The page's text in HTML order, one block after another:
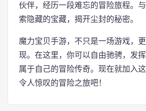
伙伴，经历一段难忘的冒险旅程。
索隐藏的宝藏，揭开尘封的秘密。
魔力宝贝手游，不只是一场游戏，
现。在这里，你可以自由驰骋，发
属于自己的冒险传奇。现在就加入
令人惊叹的冒险之旅吧！